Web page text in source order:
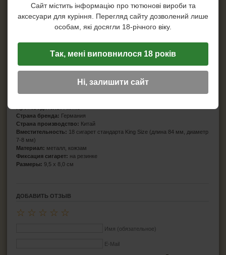
Характеристики
Страна бренда: Германия
Страна производство: Китай
Вместительность: 18 сигарет стандарта King Size (длина 84 мм, диаметр
7-8 мм)
Материал: металл, кожзам
Фиксация сигарет: на резинке
Размеры: 9,5 х 8,0 см
ДОБАВИТЬ ОТЗЫВ
☆
☆
☆
☆
☆
Имя (обязательное)
E-Mail
Сайт містить інформацію про тютюнові вироби та
аксесуари для куріння. Перегляд сайту дозволений лише
особам, які досягли 18-річного віку.
Так, мені виповнилося 18 років
Ні, залишити сайт